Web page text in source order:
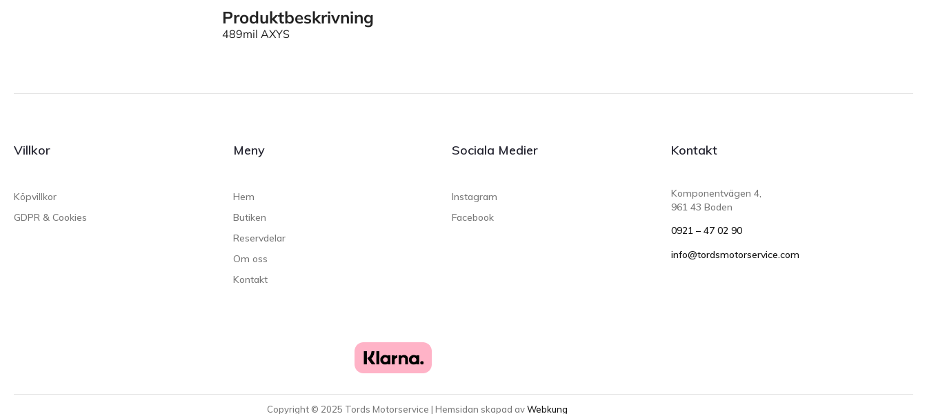
Produktbeskrivning
489mil AXYS
Villkor
Köpvillkor
GDPR & Cookies
Meny
Hem
Butiken
Reservdelar
Om oss
Kontakt
Sociala Medier
Instagram
Facebook
Kontakt
Komponentvägen 4,
961 43 Boden
0921 – 47 02 90
info@tordsmotorservice.com
Copyright © 2025 Tords Motorservice | Hemsidan skapad avWebkung